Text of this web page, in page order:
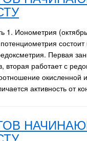
1. Ионометрия
Первая
вторая работает с
активность от